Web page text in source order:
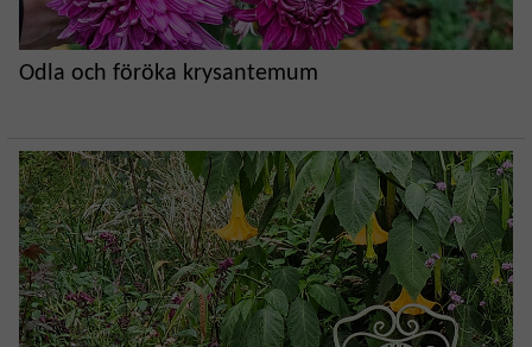
Odla och föröka krysantemum